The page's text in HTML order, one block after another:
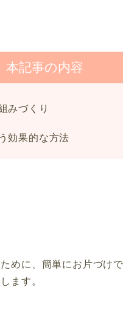
本記事の内容
みづくり
効果的な方法
めに、簡単にお片づけ
ます。